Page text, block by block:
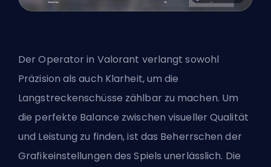
Der Operator in Valorant verlangt sowohl
Präzision als auch Klarheit, um die
Langstreckenschüsse zählbar zu machen. Um
die perfekte Balance zwischen visueller Qualität
und Leistung zu finden, ist das Beherrschen der
Grafikeinstellungen des Spiels unerlässlich. Die